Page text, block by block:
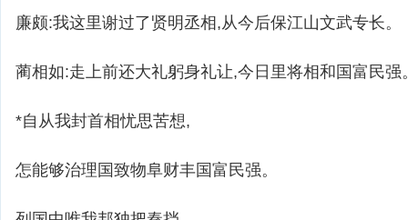
廉颇:我这里谢过了贤明丞相,从今后保江山文武专长。
蔺相如:走上前还大礼躬身礼让,今日里将相和国富民强
*自从我封首相忧思苦想,
怎能够治理国致物阜财丰国富民强。